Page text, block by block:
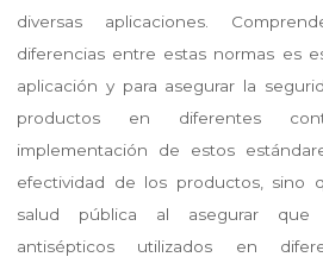
diversas aplicaciones.
diferencias entre estas normas es
aplicación y para asegurar la
productos en diferentes
implementación de estos
efectividad de los productos, sino
salud pública al asegurar que
antisépticos utilizados en